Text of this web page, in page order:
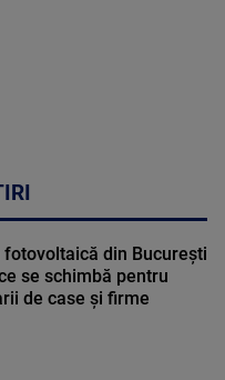
fotovoltaică din București
se schimbă pentru
de case și firme